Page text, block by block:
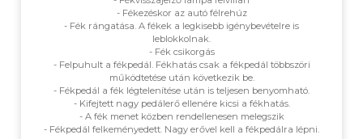
- Fékezéskor az autó félrehúz
- Fék rángatása. A fékek a legkisebb igénybevételre is
leblokkolnak.
- Fék csikorgás
- Felpuhult a fékpedál. Fékhatás csak a fékpedál többszöri
működtetése után következik be.
- Fékpedál a fék légtelenítése után is teljesen benyomható.
- Kifejtett nagy pedálerő ellenére kicsi a fékhatás.
- A fék menet közben rendellenesen melegszik
- Fékpedál felkeményedett. Nagy erővel kell a fékpedálra lépni.